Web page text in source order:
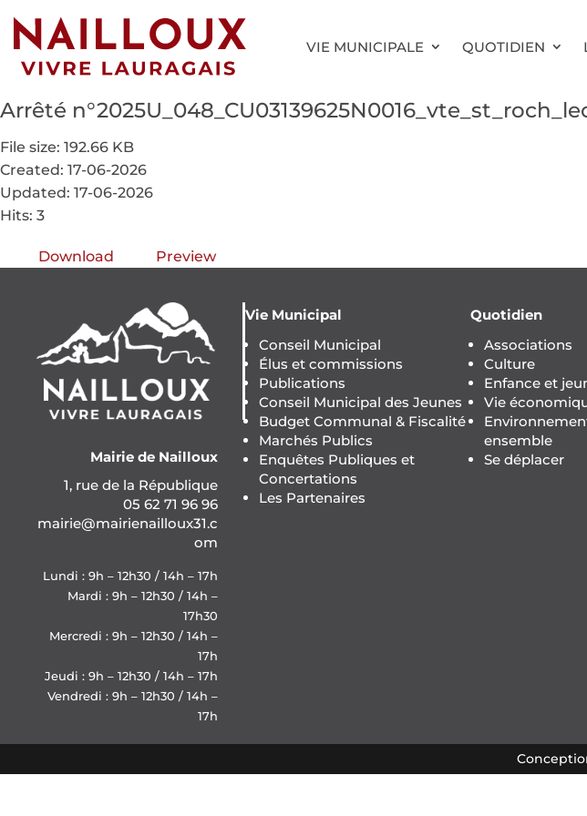
VIE MUNICIPALE QUOTIDIEN
Arrêté
File size: 192.66 KB
Created: 17-06-2026
Updated: 17-06-2026
Hits: 3
Download Preview
Mairie de Nailloux
1, rue de la République
05 62 71 96 96
mairie@mairienailloux31.c
om
Lundi : 9h – 12h30 / 14h – 17h
Mardi : 9h – 12h30 / 14h –
17h30
Mercredi : 9h – 12h30 / 14h –
17h
Jeudi : 9h – 12h30 / 14h – 17h
Vendredi : 9h – 12h30 / 14h –
17h
Vie Municipal
Conseil Municipal
Élus et commissions
Publications
Conseil Municipal des Jeunes
Budget Communal & Fiscalité
Marchés Publics
Enquêtes Publiques et
Concertations
Les Partenaires
Quotidien
Associations
Culture
Enfance et
Vie
ensemble
Se déplacer